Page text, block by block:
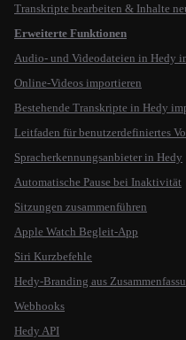
Transkripte bearbeiten & Inhalte
Erweiterte Funktionen
Audio- und Videodateien in Hedy
Online-Videos importieren
Bestehende Transkripte in Hedy
Leitfaden für benutzerdefiniertes
Spracherkennungsanbieter in Hedy
Automatische Pause bei Inaktivität
Sitzungen zusammenführen
Apple Watch Begleit-App
Siri Kurzbefehle
Hedy-Branding aus
Webhooks
Hedy API